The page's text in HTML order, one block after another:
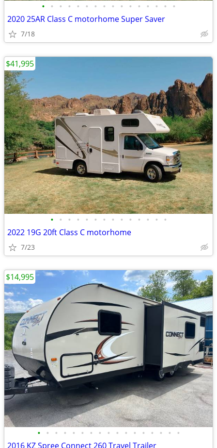
• • • • • • • • • • • • • • • •
2020 25AR Class C motorhome Super Saver
7/18
• • • • • • • • • • • • • •
2022 19G 20ft Class C motorhome
7/23
$41,995
• • • • • • • • • • • • • • • • •
2016 KZ Spree Connect 260 Travel Trailer
$14,995